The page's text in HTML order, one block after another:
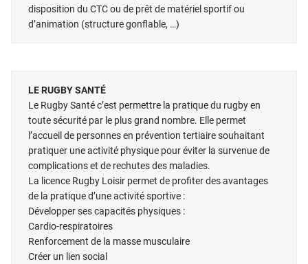
disposition du CTC ou de prêt de matériel sportif ou
d’animation (structure gonflable, …)
LE RUGBY SANTÉ
Le Rugby Santé c’est permettre la pratique du rugby en
toute sécurité par le plus grand nombre. Elle permet
l’accueil de personnes en prévention tertiaire souhaitant
pratiquer une activité physique pour éviter la survenue de
complications et de rechutes des maladies.
La licence Rugby Loisir permet de profiter des avantages
de la pratique d’une activité sportive :
Développer ses capacités physiques :
Cardio-respiratoires
Renforcement de la masse musculaire
Créer un lien social